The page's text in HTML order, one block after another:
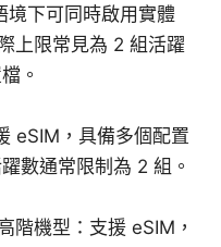
境下可同時啟用實體
上限常見為 2 組活躍
。
eSIM，具備多個配置
數通常限制為 2 組。
機型：支援 eSIM，